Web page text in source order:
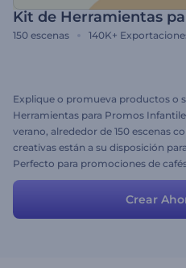
Kit de Herramientas
150 escenas 140K+
Explique o promueva productos o
Herramientas para Promos
verano, alrededor de 150 escenas
creativas están a su disposición
Perfecto para promociones de
productos y servicios,
infantes o escuelas primarias,
más. Personalice sus adorables
Crear